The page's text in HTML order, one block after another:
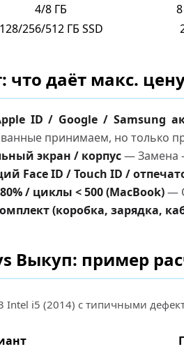
4/8 ГБ
128/256/512 ГБ SSD
что даёт макс.
ID / Google / Samsung
принимаем, но только
экран / корпус— Замена
Face ID / Touch ID /
/ циклы < 500 (MacBook)—
(коробка, зарядка,
Выкуп: пример
Intel i5 (2014) с типичными